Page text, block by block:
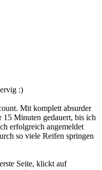
:)
Mit komplett absurder
Minuten gedauert, bis ich
erfolgreich angemeldet
so viele Reifen springen
Seite, klickt auf